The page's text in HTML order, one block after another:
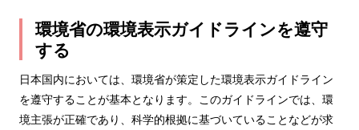
環境省の環境表示ガイドラインを遵守
する
日本国内においては、環境省が策定した環境表示ガイドライン
を遵守することが基本となります。このガイドラインでは、環
境主張が正確であり、科学的根拠に基づいていることなどが求